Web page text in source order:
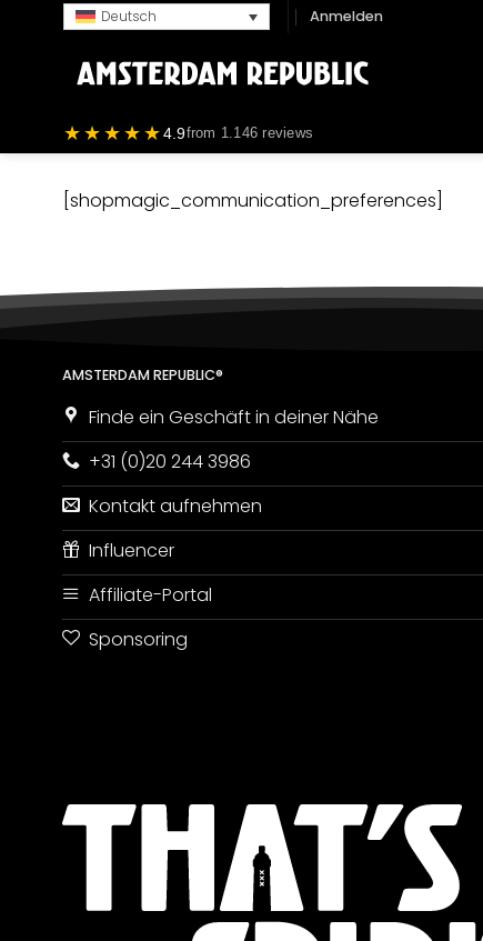
Deutsch Anmelden
★★★★★4.9from 1.146 reviews
[shopmagic_communication_preferences]
AMSTERDAM REPUBLIC®
Finde ein Geschäft in deiner Nähe
+31 (0)20 244 3986
Kontakt aufnehmen
Influencer
Affiliate-Portal
Sponsoring